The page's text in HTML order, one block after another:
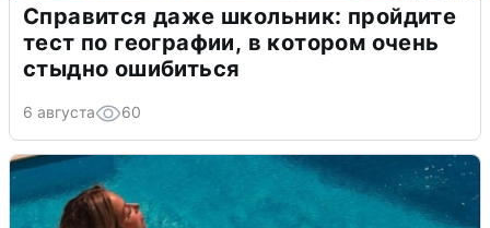
Справится даже школьник: пройдите
тест по географии, в котором очень
стыдно ошибиться
6 августа 60